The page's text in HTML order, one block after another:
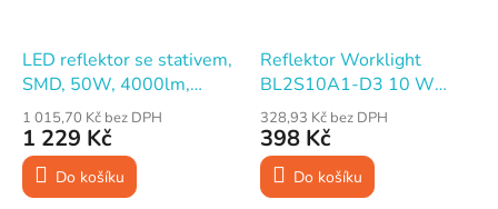
LED reflektor se stativem,
SMD, 50W, 4000lm,
230V, STREND PRO
1 015,70 Kč bez DPH
1 229 Kč
Do košíku
Reflektor Worklight
BL2S10A1-D3 10 W
SMD LED 800 lm, IP65 ,
kabel 1,8 m
328,93 Kč bez DPH
398 Kč
Do košíku